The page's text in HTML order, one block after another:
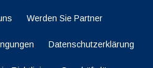
Werden Sie Partner
Datenschutzerklärung